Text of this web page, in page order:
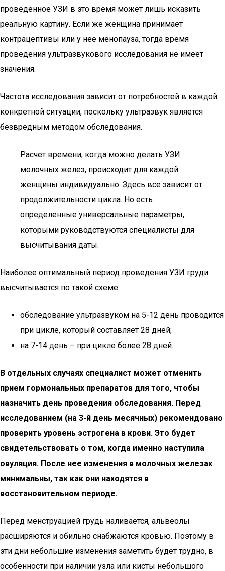
проведенное УЗИ в это время может лишь исказить
реальную картину. Если же женщина принимает
контрацептивы или у нее менопауза, тогда время
проведения ультразвукового исследования не имеет
значения.
Частота исследования зависит от потребностей в каждой
конкретной ситуации, поскольку ультразвук является
безвредным методом обследования.
Расчет времени, когда можно делать УЗИ
молочных желез, происходит для каждой
женщины индивидуально. Здесь все зависит от
продолжительности цикла. Но есть
определенные универсальные параметры,
которыми руководствуются специалисты для
высчитывания даты.
Наиболее оптимальный период проведения УЗИ груди
высчитывается по такой схеме:
обследование ультразвуком на 5-12 день проводится
при цикле, который составляет 28 дней;
на 7-14 день – при цикле более 28 дней.
В отдельных случаях специалист может отменить
прием гормональных препаратов для того, чтобы
назначить день проведения обследования. Перед
исследованием (на 3-й день месячных) рекомендовано
проверить уровень эстрогена в крови. Это будет
свидетельствовать о том, когда именно наступила
овуляция. После нее изменения в молочных железах
минимальны, так как они находятся в
восстановительном периоде.
Перед менструацией грудь наливается, альвеолы
расширяются и обильно снабжаются кровью. Поэтому в
эти дни небольшие изменения заметить будет трудно, в
особенности при наличии узла или кисты небольшого